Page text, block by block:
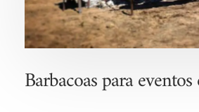
Barbacoas para